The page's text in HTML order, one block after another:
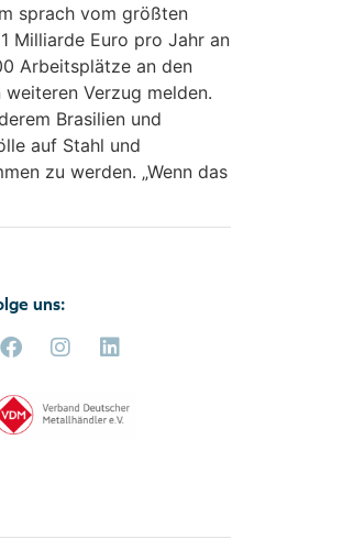
sprach vom größten
Milliarde Euro pro Jahr an
Arbeitsplätze an den
Verzug melden.
Brasilien und
auf Stahl und
zu werden. „Wenn das
uns: